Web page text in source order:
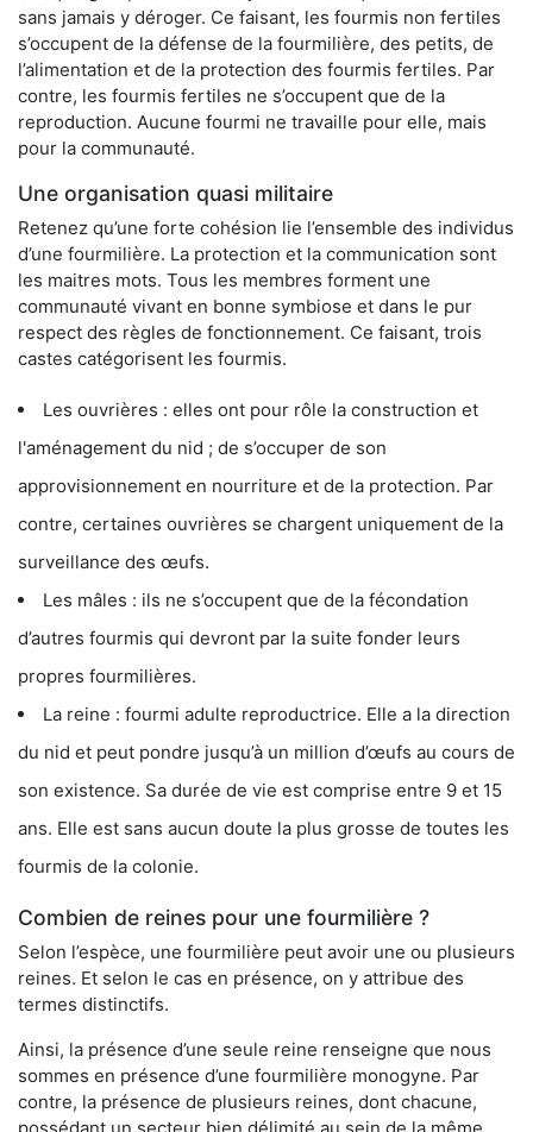
sans jamais y déroger. Ce faisant, les fourmis non fertiles
s’occupent de la défense de la fourmilière, des petits, de
l’alimentation et de la protection des fourmis fertiles. Par
contre, les fourmis fertiles ne s’occupent que de la
reproduction. Aucune fourmi ne travaille pour elle, mais
pour la communauté.
Une organisation quasi militaire
Retenez qu’une forte cohésion lie l’ensemble des individus
d’une fourmilière. La protection et la communication sont
les maitres mots. Tous les membres forment une
communauté vivant en bonne symbiose et dans le pur
respect des règles de fonctionnement. Ce faisant, trois
castes catégorisent les fourmis.
Les ouvrières : elles ont pour rôle la construction et
l'aménagement du nid ; de s’occuper de son
approvisionnement en nourriture et de la protection. Par
contre, certaines ouvrières se chargent uniquement de la
surveillance des œufs.
Les mâles : ils ne s’occupent que de la fécondation
d’autres fourmis qui devront par la suite fonder leurs
propres fourmilières.
La reine : fourmi adulte reproductrice. Elle a la direction
du nid et peut pondre jusqu’à un million d’œufs au cours de
son existence. Sa durée de vie est comprise entre 9 et 15
ans. Elle est sans aucun doute la plus grosse de toutes les
fourmis de la colonie.
Combien de reines pour une fourmilière ?
Selon l’espèce, une fourmilière peut avoir une ou plusieurs
reines. Et selon le cas en présence, on y attribue des
termes distinctifs.
Ainsi, la présence d’une seule reine renseigne que nous
sommes en présence d’une fourmilière monogyne. Par
contre, la présence de plusieurs reines, dont chacune,